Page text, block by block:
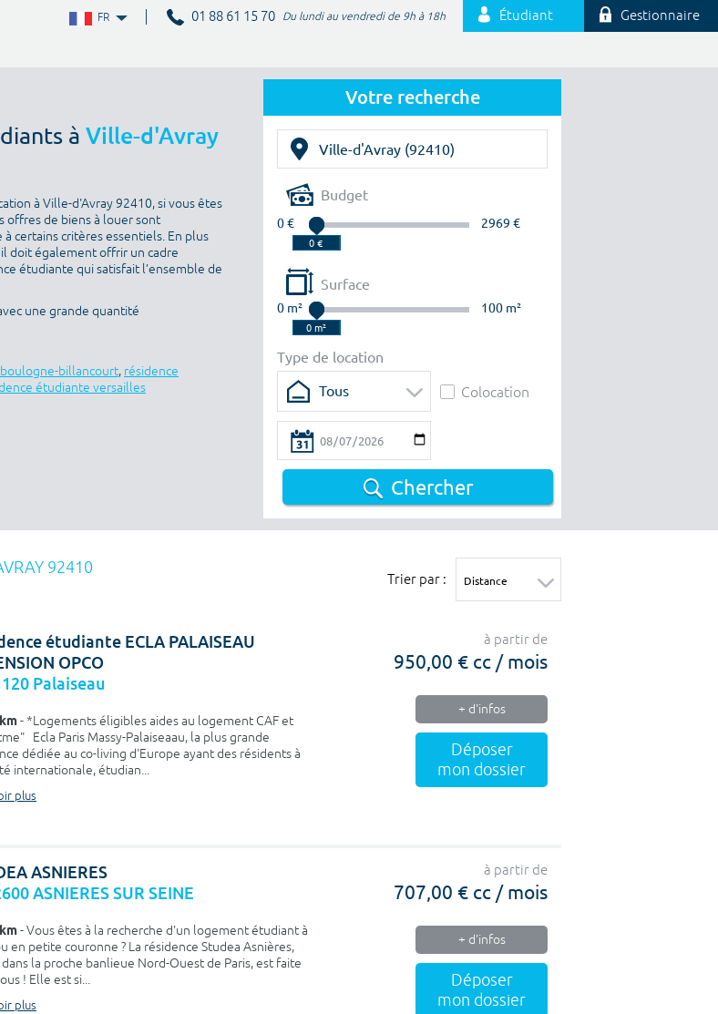
FR 01 88 61 15 70 Du lundi au vendredi de 9h à 18h Étudiant Gestionnaire
Votre recherche
Budget
0 € 2969 €
Surface
0 m² 100 m²
Type de location
Tous
Colocation
Chercher
à Ville-d'Avray
à Ville-d'Avray 92410, si vous êtes
offres de biens à louer sont
certains critères essentiels. En plus
doit également offrir un cadre
étudiante qui satisfait l’ensemble de
une grande quantité
billancourt, résidence
étudiante versailles
92410
Trier par :
étudiante ECLA PALAISEAU
OPCO
Palaiseau
- *Logements éligibles aides au logement CAF et
Ecla Paris Massy-Palaiseaau, la plus grande
dédiée au co-living d'Europe ayant des résidents à
internationale, étudian...
plus
à partir de
950,00 € cc / mois
+ d'infos
Déposer
mon dossier
ASNIERES
ASNIERES SUR SEINE
- Vous êtes à la recherche d'un logement étudiant à
en petite couronne ? La résidence Studea Asnières,
la proche banlieue Nord-Ouest de Paris, est faite
! Elle est si...
plus
à partir de
707,00 € cc / mois
+ d'infos
Déposer
mon dossier